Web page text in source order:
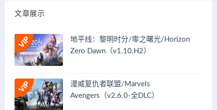
文章展示
地平线：黎明时分/零之曙光/Horizon
Zero Dawn（v1.10.H2）
漫威复仇者联盟/Marvels
Avengers（v2.6.0-全DLC）